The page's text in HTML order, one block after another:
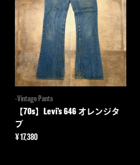
-Vintage Pants
【70s】Levi’s 646 オレンジタ
ブ
¥17,380